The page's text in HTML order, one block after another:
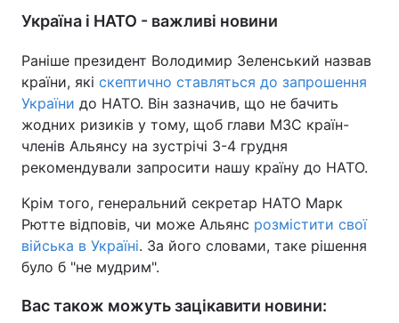
Україна і НАТО - важливі новини
Раніше президент Володимир Зеленський назвав
країни, які скептично ставляться до запрошення
України до НАТО. Він зазначив, що не бачить
жодних ризиків у тому, щоб глави МЗС країн-
членів Альянсу на зустрічі 3-4 грудня
рекомендували запросити нашу країну до НАТО.
Крім того, генеральний секретар НАТО Марк
Рютте відповів, чи може Альянс розмістити свої
війська в Україні. За його словами, таке рішення
було б "не мудрим".
Вас також можуть зацікавити новини: